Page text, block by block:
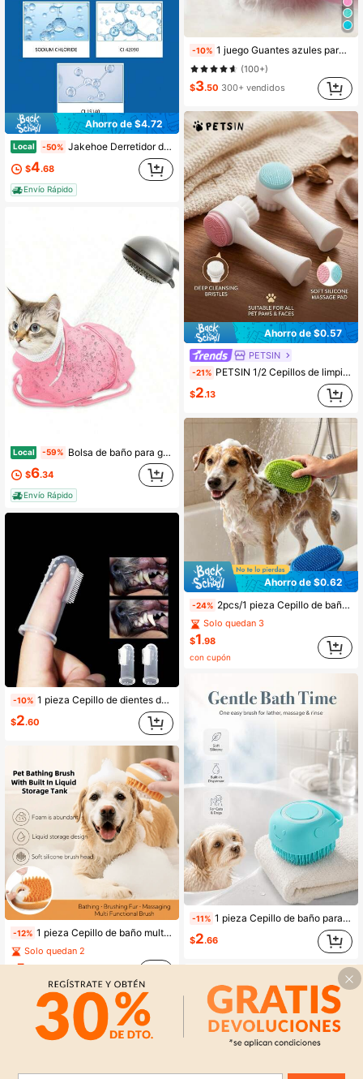
Ahorro de $4.72
Local -50% Jakehoe Derretidor de invierno amigable con las mascotas para pisos de concreto y calles, derrite la nieve
$4.68
Envío Rápido
Local -59% Bolsa de baño para gatos, bolsa de ducha para gatos de malla transpirable, bolsa de aseo para gatos ajustable y antirrayaduras para corte de uñas, bolsa de lavado suave de poliéster
$6.34
Envío Rápido
-10% 1 pieza Cepillo de dientes de dedo para mascotas de silicona, herramienta de limpieza dental para perros y gatos, cepillo de cerdas suaves pequeñas, producto de higiene y cuidado oral para cachorros y gatitos, protección dental, suministros para mascotas
$2.60
-12% 1 pieza Cepillo de baño multifunción 2 en 1 para mascotas, peine de masaje para baño de gatos y perros, puede contener líquido de baño, estilo naranja transparente, cerdas de goma suave, duradero y cómodo, herramienta de limpieza universal para gatos y perros
Solo quedan 2
5
-10% 1 juego Guantes azules para baño de mascotas, cepillo de silicona para perros y gatos, accesorios de baño de mascota con rociador y masajeador
(100+)
$3.50 300+ vendidos
Ahorro de $0.57
PETSIN
-21% PETSIN 1/2 Cepillos de limpieza para patas de mascotas, adecuados para gatos y perros
$2.13
Ahorro de $0.62
-24% 2pcs/1 pieza Cepillo de baño para mascotas, Cepillo de masaje para gatos, Guante de baño para perros, Peine de baño de goma de silicona ajustable, Adecuado para perros y gatos de pelo largo y corto
Solo quedan 3
$1.98
con cupón
-11% 1 pieza Cepillo de baño para mascotas, cepillo de limpieza de pelo de perro de silicona con función de espuma, cepillo de masaje para mascotas compacto y amigable con la piel, adecuado para el baño y el aseo de perros, cepillo de limpieza multifunción para mascotas, cepillo de baño para mascotas, cepillo de silicona para mascotas, gran valor
$2.66